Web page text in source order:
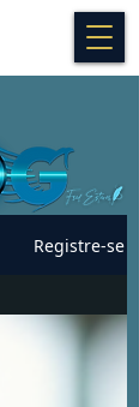
Registre-se